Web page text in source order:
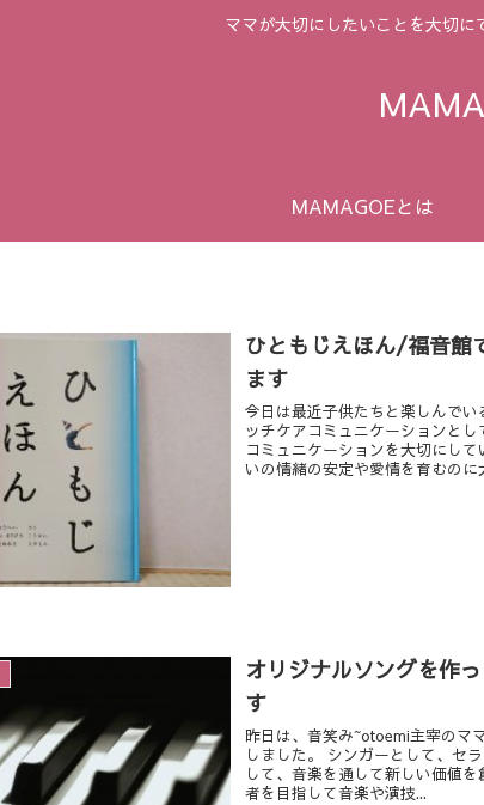
ママが大切にしたいことを大切
MAMAGOEとは
ひともじえほん/福音館
ます
今日は最近子供たちと楽しんで
ッチケアコミュニケーションと
コミュニケーションを大切にし
いの情緒の安定や愛情を育むのに
オリジナルソングを作
す
昨日は、音笑み~otoemi主宰のマ
しました。 シンガーとして、セ
して、音楽を通して新しい価値
者を目指して音楽や演技...